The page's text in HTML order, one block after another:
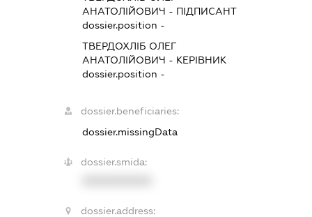
АНАТОЛІЙОВИЧ - ПІДПИСАНТ
dossier.position -
ТВЕРДОХЛІБ ОЛЕГ
АНАТОЛІЙОВИЧ - КЕРІВНИК
dossier.position -
dossier.beneficiaries:
dossier.missingData
dossier.smida:
dossier.address: